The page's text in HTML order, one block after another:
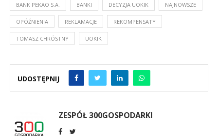
BANK PEKAO S.A. BANKI DECYZJA UOKIK NAJNOWSZE
OPÓŹNIENIA REKLAMACJE REKOMPENSATY
TOMASZ CHRÓSTNY UOKIK
UDOSTĘPNIJ
ZESPÓŁ 300GOSPODARKI